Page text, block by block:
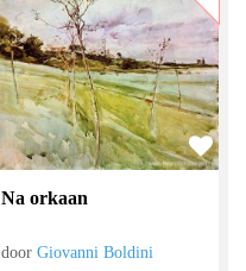
Na orkaan
doorGiovanni Boldini